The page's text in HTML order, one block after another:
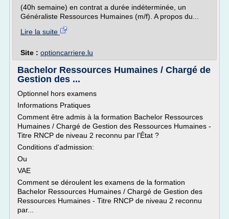
(40h semaine) en contrat a durée indéterminée, un
Généraliste Ressources Humaines (m/f). A propos du...
Lire la suite
Site : optioncarriere.lu
Bachelor Ressources Humaines / Chargé de
Gestion des ...
Optionnel hors examens
Informations Pratiques
Comment être admis à la formation Bachelor Ressources
Humaines / Chargé de Gestion des Ressources Humaines -
Titre RNCP de niveau 2 reconnu par l'État ?
Conditions d'admission:
Ou
VAE
Comment se déroulent les examens de la formation
Bachelor Ressources Humaines / Chargé de Gestion des
Ressources Humaines - Titre RNCP de niveau 2 reconnu
par...